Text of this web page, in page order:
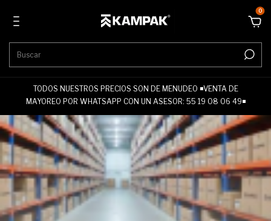
0
TODOS NUESTROS PRECIOS SON DE MENUDEO ◾VENTA DE
MAYOREO POR WHATSAPP CON UN ASESOR: 55 19 08 06 49◾